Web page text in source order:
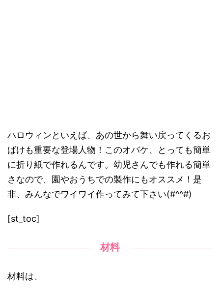
ハロウィンといえば、あの世から舞い戻ってくるお
ばけも重要な登場人物！このオバケ、とっても簡単
に折り紙で作れるんです。幼児さんでも作れる簡単
さなので、園やおうちでの製作にもオススメ！是
非、みんなでワイワイ作ってみて下さい(#^^#)
[st_toc]
材料
材料は、